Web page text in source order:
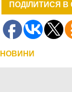
ПОДІЛИТИСЯ
НОВИНИ